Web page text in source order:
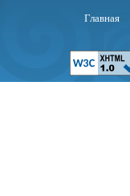
Главная